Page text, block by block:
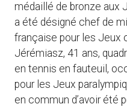
médaillé de bronze aux
a été désigné chef de
française pour les Jeux
Jérémiasz, 41 ans,
en tennis en fauteuil,
pour les Jeux
en commun d’avoir été